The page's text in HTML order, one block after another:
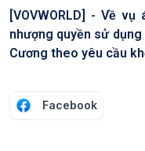
[VOVWORLD] - Về
nhượng quyền sử
Cương theo yêu cầu
Facebook